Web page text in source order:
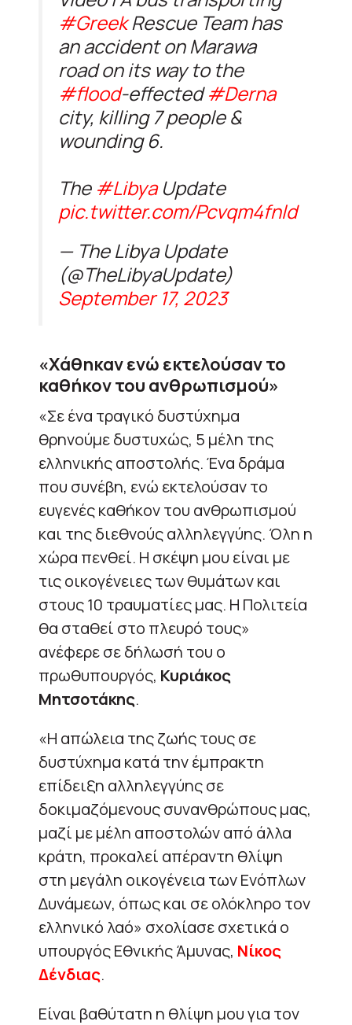
#GreekRescue Team has
an accident on Marawa
road on its way to the
#flood-effected#Derna
city, killing 7 people &
wounding 6.
The #LibyaUpdate
pic.twitter.com/Pcvqm4fnld
— The Libya Update
(@TheLibyaUpdate)
September 17, 2023
«Χάθηκαν ενώ εκτελούσαν το
καθήκον του ανθρωπισμού»
«Σε ένα τραγικό δυστύχημα
θρηνούμε δυστυχώς, 5 μέλη της
ελληνικής αποστολής. Ένα δράμα
που συνέβη, ενώ εκτελούσαν το
ευγενές καθήκον του ανθρωπισμού
και της διεθνούς αλληλεγγύης. Όλη η
χώρα πενθεί. Η σκέψη μου είναι με
τις οικογένειες των θυμάτων και
στους 10 τραυματίες μας. Η Πολιτεία
θα σταθεί στο πλευρό τους»
ανέφερε σε δήλωσή του ο
πρωθυπουργός, Κυριάκος
Μητσοτάκης.
«H απώλεια της ζωής τους σε
δυστύχημα κατά την έμπρακτη
επίδειξη αλληλεγγύης σε
δοκιμαζόμενους συνανθρώπους μας,
μαζί με μέλη αποστολών από άλλα
κράτη, προκαλεί απέραντη θλίψη
στη μεγάλη οικογένεια των Ενόπλων
Δυνάμεων, όπως και σε ολόκληρο τον
ελληνικό λαό» σχολίασε σχετικά ο
υπουργός Εθνικής Άμυνας, Νίκος
Δένδιας.
Είναι βαθύτατη η θλίψη μου για τον